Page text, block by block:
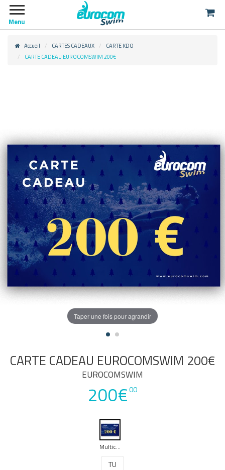
Menu
Accueil CARTES CADEAUX
CARTE KDO
CARTE CADEAU EUROCOMSWIM 200€
Taper une fois pour agrandir
CARTE CADEAU EUROCOMSWIM 200€
EUROCOMSWIM
200€00
Multicouleur
TU